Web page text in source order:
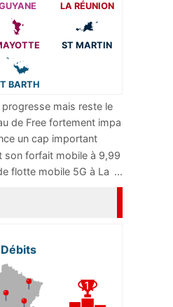
LA RÉUNION
ST MARTIN
BARTH
mais reste le
...
de Free fortement impa
un cap important
...
son forfait mobile à 9,99
flotte mobile 5G à La ...
Débits